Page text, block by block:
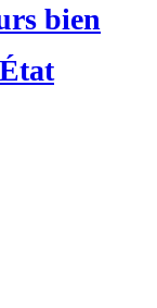
bien